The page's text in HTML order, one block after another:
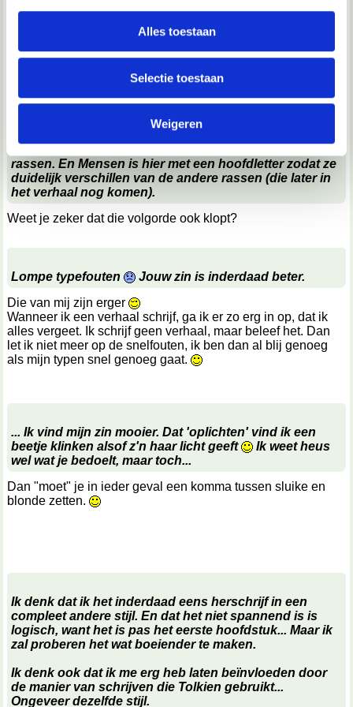
personaliseren, om functies voor social media te bieden
en om ons websiteverkeer te analyseren. Ook delen we
informatie over jouw gebruik van onze site met onze
partners kunnen deze gegevens combineren met andere
informatie die je aan ze hebt verstrekt of die ze hebben
verzameld op basis van jouw gebruik van hun services.
We werken samen met67 derdendie uw gegevens
kunnen ontvangen en verwerken.
Alles toestaan
Selectie toestaan
Weigeren
Maak er bijvoorbeeld het volgende van:
"In wezen zag Gravendal er meer uit als een dorp dan als
een stad, maar omdat er officiële gildenvestigingen waren,
kreeg het toch deze benaming."
rassen. En Mensen is hier met een hoofdletter zodat ze
duidelijk verschillen van de andere rassen (die later in
het verhaal nog komen).
Weet je zeker dat die volgorde ook klopt?
Lompe typefouten
Jouw zin is inderdaad beter.
Die van mij zijn erger
Wanneer ik een verhaal schrijf, ga ik er zo erg in op, dat ik
alles vergeet. Ik schrijf geen verhaal, maar beleef het. Dan
let ik niet meer op de snelfouten, ik ben dan al blij genoeg
als mijn typen snel genoeg gaat.
... Ik vind mijn zin mooier. Dat 'oplichten' vind ik een
beetje klinken alsof z'n haar licht geeft
Ik weet heus
wel wat je bedoelt, maar toch...
Dan "moet" je in ieder geval een komma tussen sluike en
blonde zetten.
Ik denk dat ik het inderdaad eens herschrijf in een
compleet andere stijl. En dat het niet spannend is is
logisch, want het is pas het eerste hoofdstuk... Maar ik
zal proberen het wat boeiender te maken.
Ik denk ook dat ik me erg heb laten beïnvloeden door
de manier van schrijven die Tolkien gebruikt...
Ongeveer dezelfde stijl.